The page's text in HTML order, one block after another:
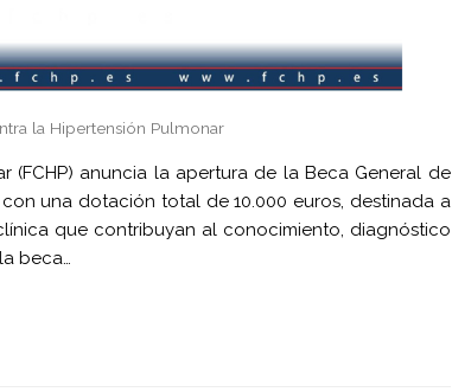
la Hipertensión Pulmonar
(FCHP) anuncia la apertura de la Beca General de
una dotación total de 10.000 euros, destinada a
que contribuyan al conocimiento, diagnóstico
beca…